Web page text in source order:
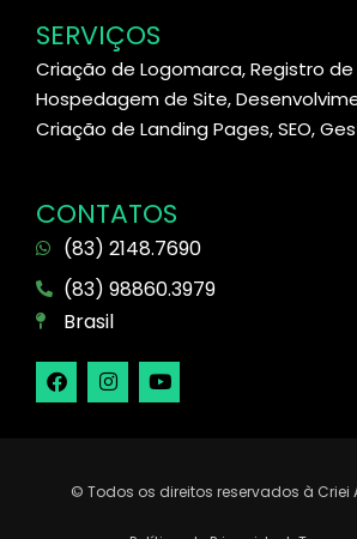
SERVIÇOS
Criação de Logomarca, Registro de
Hospedagem de Site,
Criação de Landing Pages, SEO,
CONTATOS
(83) 2148.7690
(83) 98860.3979
Brasil
© Todos os direitos reservados à Criei